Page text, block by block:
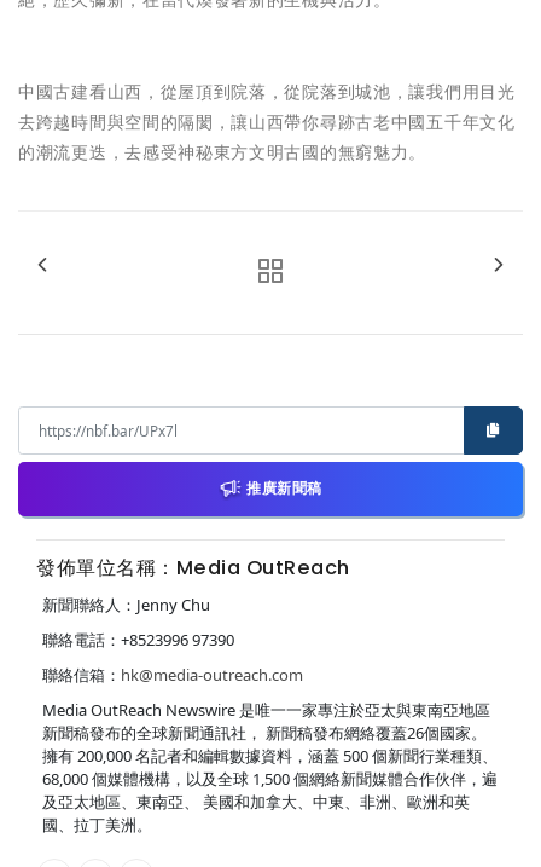
中國古建看山西，從屋頂到院落，從院落到城池，讓我們用目光
去跨越時間與空間的隔閡，讓山西帶你尋跡古老中國五千年文化
的潮流更迭，去感受神秘東方文明古國的無窮魅力。
推廣新聞稿
發佈單位名稱：Media OutReach
新聞聯絡人：Jenny Chu
聯絡電話：+8523996 97390
聯絡信箱： hk@media-outreach.com
Media OutReach Newswire 是唯一一家專注於亞太與東南亞地區
新聞稿發布的全球新聞通訊社， 新聞稿發布網絡覆蓋26個國家。
擁有 200,000 名記者和編輯數據資料，涵蓋 500 個新聞行業種類、
68,000 個媒體機構，以及全球 1,500 個網絡新聞媒體合作伙伴，遍
及亞太地區、東南亞、 美國和加拿大、中東、非洲、歐洲和英
國、拉丁美洲。